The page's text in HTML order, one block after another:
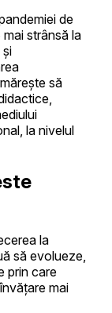
de
strânsă la
și
să
la nivelul
la
să evolueze,
prin care
mai